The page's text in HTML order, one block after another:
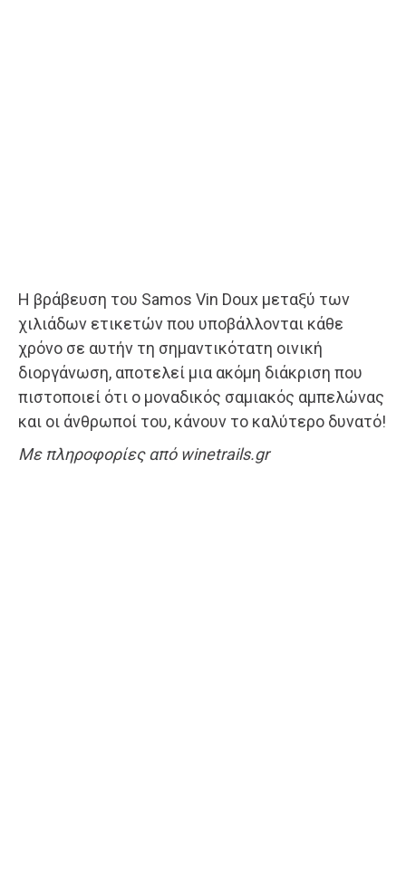
Η βράβευση του Samos Vin Doux μεταξύ των
χιλιάδων ετικετών που υποβάλλονται κάθε
χρόνο σε αυτήν τη σημαντικότατη οινική
διοργάνωση, αποτελεί μια ακόμη διάκριση που
πιστοποιεί ότι ο μοναδικός σαμιακός αμπελώνας
και οι άνθρωποί του, κάνουν το καλύτερο δυνατό!
Με πληροφορίες από winetrails.gr